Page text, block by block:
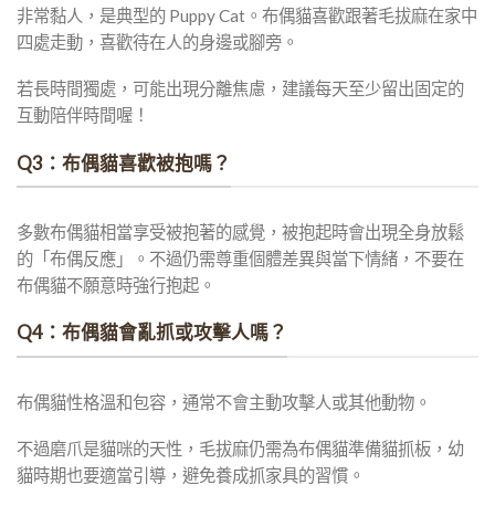
非常黏人，是典型的 Puppy Cat。布偶貓喜歡跟著毛拔麻在家中
四處走動，喜歡待在人的身邊或腳旁。
若長時間獨處，可能出現分離焦慮，建議每天至少留出固定的
互動陪伴時間喔！
Q3：布偶貓喜歡被抱嗎？
多數布偶貓相當享受被抱著的感覺，被抱起時會出現全身放鬆
的「布偶反應」。不過仍需尊重個體差異與當下情緒，不要在
布偶貓不願意時強行抱起。
Q4：布偶貓會亂抓或攻擊人嗎？
布偶貓性格溫和包容，通常不會主動攻擊人或其他動物。
不過磨爪是貓咪的天性，毛拔麻仍需為布偶貓準備貓抓板，幼
貓時期也要適當引導，避免養成抓家具的習慣。